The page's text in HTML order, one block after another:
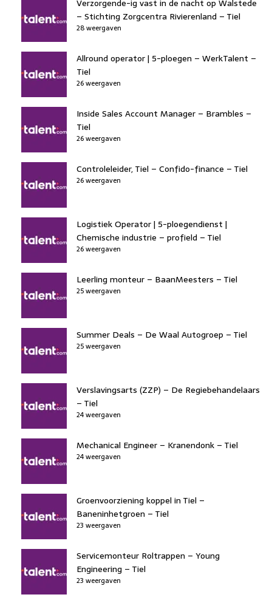
Verzorgende-ig vast in de nacht op Walstede
– Stichting Zorgcentra Rivierenland – Tiel
28 weergaven
Allround operator | 5-ploegen – WerkTalent –
Tiel
26 weergaven
Inside Sales Account Manager – Brambles –
Tiel
26 weergaven
Controleleider, Tiel – Confido-finance – Tiel
26 weergaven
Logistiek Operator | 5-ploegendienst |
Chemische industrie – profield – Tiel
26 weergaven
Leerling monteur – BaanMeesters – Tiel
25 weergaven
Summer Deals – De Waal Autogroep – Tiel
25 weergaven
Verslavingsarts (ZZP) – De Regiebehandelaars
– Tiel
24 weergaven
Mechanical Engineer – Kranendonk – Tiel
24 weergaven
Groenvoorziening koppel in Tiel –
Baneninhetgroen – Tiel
23 weergaven
Servicemonteur Roltrappen – Young
Engineering – Tiel
23 weergaven